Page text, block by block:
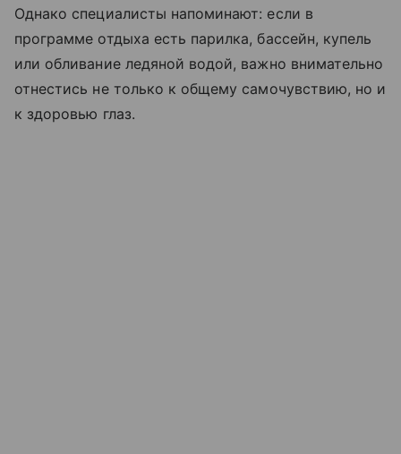
Однако специалисты напоминают: если в
программе отдыха есть парилка, бассейн, купель
или обливание ледяной водой, важно внимательно
отнестись не только к общему самочувствию, но и
к здоровью глаз.